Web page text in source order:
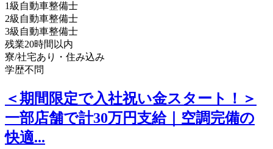
1級自動車整備士
2級自動車整備士
3級自動車整備士
残業20時間以内
寮/社宅あり・住み込み
学歴不問
＜期間限定で入社祝い金スタート！＞
一部店舗で計30万円支給｜空調完備の
快適...